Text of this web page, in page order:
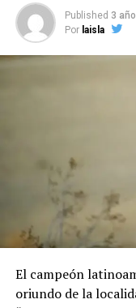
Published 3
Por laisla
El campeón
oriundo de la